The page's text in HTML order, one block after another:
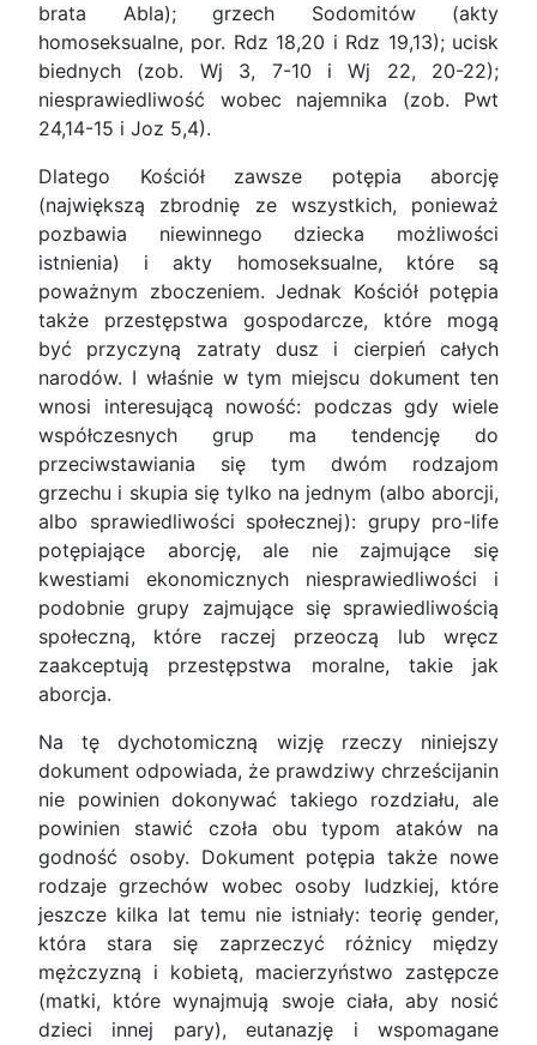
brata Abla); grzech Sodomitów (akty
homoseksualne, por. Rdz 18,20 i Rdz 19,13); ucisk
biednych (zob. Wj 3, 7-10 i Wj 22, 20-22);
niesprawiedliwość wobec najemnika (zob. Pwt
24,14-15 i Joz 5,4).
Dlatego Kościół zawsze potępia aborcję
(największą zbrodnię ze wszystkich, ponieważ
pozbawia niewinnego dziecka możliwości
istnienia) i akty homoseksualne, które są
poważnym zboczeniem. Jednak Kościół potępia
także przestępstwa gospodarcze, które mogą
być przyczyną zatraty dusz i cierpień całych
narodów. I właśnie w tym miejscu dokument ten
wnosi interesującą nowość: podczas gdy wiele
współczesnych grup ma tendencję do
przeciwstawiania się tym dwóm rodzajom
grzechu i skupia się tylko na jednym (albo aborcji,
albo sprawiedliwości społecznej): grupy pro-life
potępiające aborcję, ale nie zajmujące się
kwestiami ekonomicznych niesprawiedliwości i
podobnie grupy zajmujące się sprawiedliwością
społeczną, które raczej przeoczą lub wręcz
zaakceptują przestępstwa moralne, takie jak
aborcja.
Na tę dychotomiczną wizję rzeczy niniejszy
dokument odpowiada, że prawdziwy chrześcijanin
nie powinien dokonywać takiego rozdziału, ale
powinien stawić czoła obu typom ataków na
godność osoby. Dokument potępia także nowe
rodzaje grzechów wobec osoby ludzkiej, które
jeszcze kilka lat temu nie istniały: teorię gender,
która stara się zaprzeczyć różnicy między
mężczyzną i kobietą, macierzyństwo zastępcze
(matki, które wynajmują swoje ciała, aby nosić
dzieci innej pary), eutanazję i wspomagane